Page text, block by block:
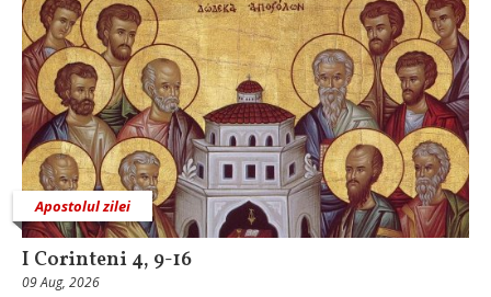
Apostolul zilei
I Corinteni 4, 9-16
09 Aug, 2026